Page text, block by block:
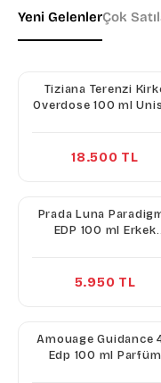
Yeni GelenlerÇok
Tiziana Terenzi
Overdose 100 ml
18.500 TL
Prada Luna
EDP 100 ml Erkek
5.950 TL
Amouage Guidance
Edp 100 ml Parfüm